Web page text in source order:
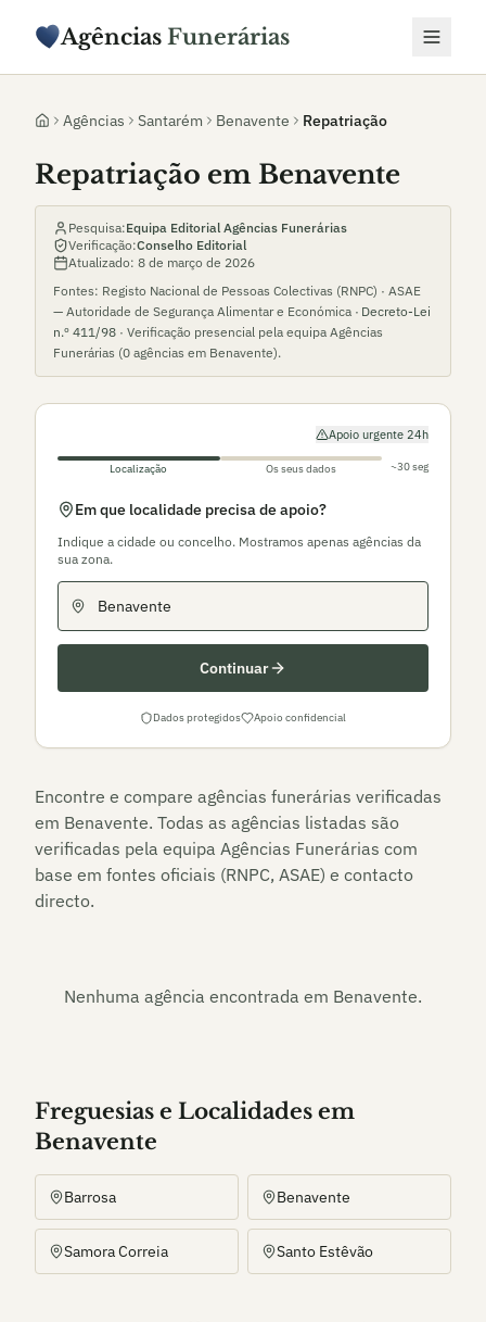
Agências Funerárias
Agências Santarém Benavente Repatriação
Repatriação em Benavente
Pesquisa:Equipa Editorial Agências Funerárias
Verificação:Conselho Editorial
Atualizado: 8 de março de 2026
Fontes: Registo Nacional de Pessoas Colectivas (RNPC) · ASAE
— Autoridade de Segurança Alimentar e Económica · Decreto-Lei
n.º 411/98 · Verificação presencial pela equipa Agências
Funerárias (0 agências em Benavente).
Apoio urgente 24h
Localização Os seus dados ~30 seg
Em que localidade precisa de apoio?
Indique a cidade ou concelho. Mostramos apenas agências da
sua zona.
Continuar
Dados protegidos Apoio confidencial
Encontre e compare agências funerárias verificadas
em Benavente. Todas as agências listadas são
verificadas pela equipa Agências Funerárias com
base em fontes oficiais (RNPC, ASAE) e contacto
directo.
Nenhuma agência encontrada em Benavente.
Freguesias e Localidades em
Benavente
Barrosa Benavente
Samora Correia Santo Estêvão